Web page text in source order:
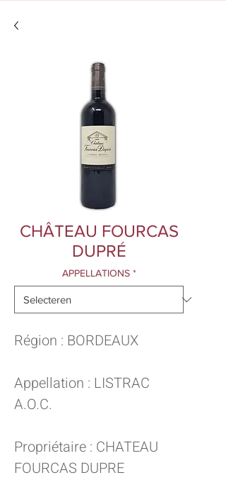
CHÂTEAU FOURCAS
DUPRÉ
APPELLATIONS *
Région : BORDEAUX
Appellation : LISTRAC
A.O.C.
Propriétaire : CHATEAU
FOURCAS DUPRE